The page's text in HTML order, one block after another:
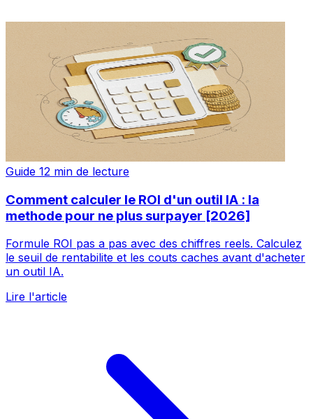
Guide 12 min de lecture
Comment calculer le ROI d'un outil IA : la
methode pour ne plus surpayer [2026]
Formule ROI pas a pas avec des chiffres reels. Calculez
le seuil de rentabilite et les couts caches avant d'acheter
un outil IA.
Lire l'article